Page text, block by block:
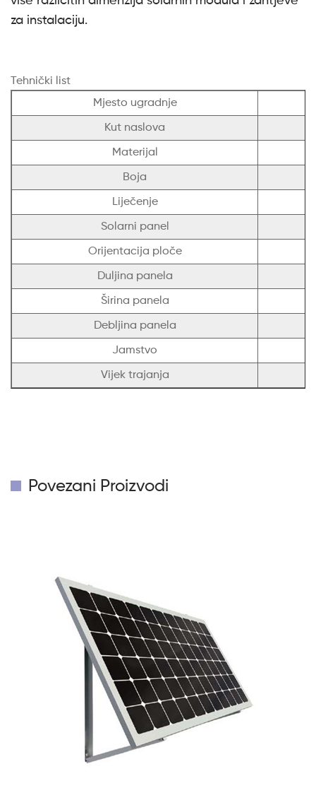
za instalaciju.
Tehnički list
Mjesto ugradnje
Kut naslova
Materijal
Boja
Liječenje
Solarni panel
Orijentacija ploče
Duljina panela
Širina panela
Debljina panela
Jamstvo
Vijek trajanja
Povezani Proizvodi